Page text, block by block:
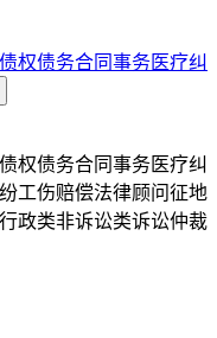
债权债务合同事务医疗纠
债权债务合同事务医疗纠
工伤赔偿法律顾问征地
行政类非诉讼类诉讼仲裁